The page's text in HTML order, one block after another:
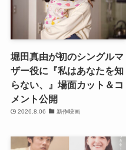
堀田真由が初のシングルマ
ザー役に『私はあなたを知
らない、』場面カット＆コ
メント公開
2026.8.06 新作映画